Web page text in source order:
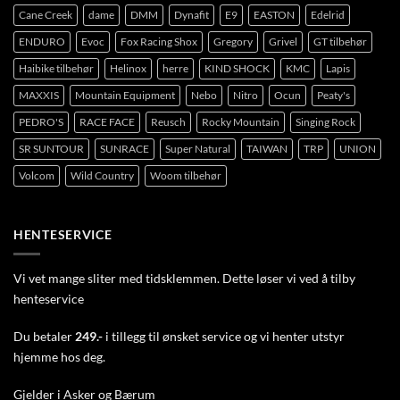
Cane Creek dame DMM Dynafit E9 EASTON Edelrid
ENDURO Evoc Fox Racing Shox Gregory Grivel GT tilbehør
Haibike tilbehør Helinox herre KIND SHOCK KMC Lapis
MAXXIS Mountain Equipment Nebo Nitro Ocun Peaty's
PEDRO'S RACE FACE Reusch Rocky Mountain Singing Rock
SR SUNTOUR SUNRACE Super Natural TAIWAN TRP UNION
Volcom Wild Country Woom tilbehør
HENTESERVICE
Vi vet mange sliter med tidsklemmen. Dette løser vi ved å tilby
henteservice
Du betaler 249.- i tillegg til ønsket service og vi henter utstyr
hjemme hos deg.
Gjelder i Asker og Bærum